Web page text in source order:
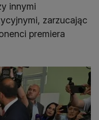
innymi
zarzucając
premiera